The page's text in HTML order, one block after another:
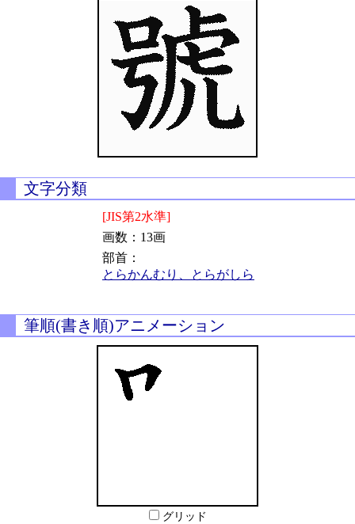
文字分類
[JIS第2水準]
画数：13画
部首：
とらかんむり、とらがしら
筆順(書き順)アニメーション
グリッド